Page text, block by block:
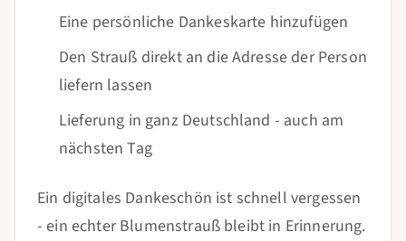
Eine persönliche Dankeskarte hinzufügen
Den Strauß direkt an die Adresse der Person
liefern lassen
Lieferung in ganz Deutschland - auch am
nächsten Tag
Ein digitales Dankeschön ist schnell vergessen
- ein echter Blumenstrauß bleibt in Erinnerung.